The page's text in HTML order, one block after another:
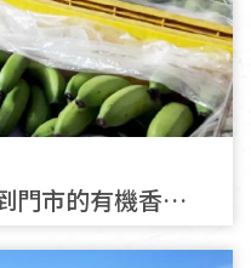
門市的有機香蕉